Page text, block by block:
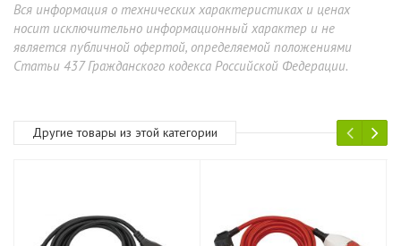
Вся информация о технических характеристиках и ценах
носит исключительно информационный характер и не
является публичной офертой, определяемой положениями
Статьи 437 Гражданского кодекса Российской Федерации.
Другие товары из этой категории